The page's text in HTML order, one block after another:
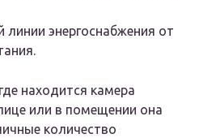
линии энергоснабжения от
находится камера
или в помещении она
количество